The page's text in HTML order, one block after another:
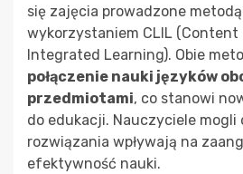
się zajęcia prowadzone
wykorzystaniem CLIL (Content
Integrated Learning). Obie
połączenie nauki języków
przedmiotami, co stanowi
do edukacji. Nauczyciele
rozwiązania wpływają na
efektywność nauki.